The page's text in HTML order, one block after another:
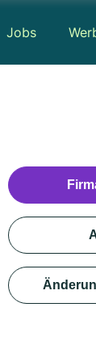
Jobs